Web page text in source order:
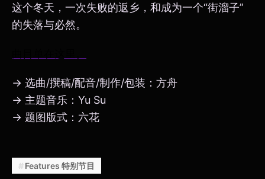
这个冬天，一次失败的返乡，和成为一个“街溜子”
的失落与必然。
→ 选曲/撰稿/配音/制作/包装：方舟
→ 主题音乐：Yu Su
→ 题图版式：六花
Features 特别节目